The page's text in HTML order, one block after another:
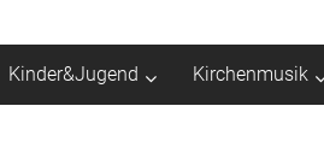
Kinder&Jugend Kirchenmusik